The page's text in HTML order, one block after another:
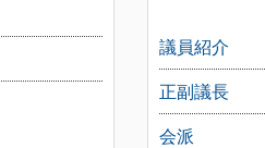
議員紹介
正副議長
会派